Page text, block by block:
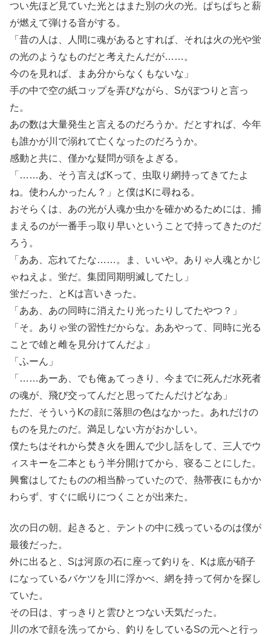
つい先ほど見ていた光とはまた別の火の光。ぱちぱちと薪
が燃えて弾ける音がする。
「昔の人は、人間に魂があるとすれば、それは火の光や蛍
の光のようなものだと考えたんだが……。
今のを見れば、まあ分からなくもないな」
手の中で空の紙コップを弄びながら、Sがぽつりと言っ
た。
あの数は大量発生と言えるのだろうか。だとすれば、今年
も誰かが川で溺れて亡くなったのだろうか。
感動と共に、僅かな疑問が頭をよぎる。
「……あ、そう言えばKって、虫取り網持ってきてたよ
ね。使わんかったん？」と僕はKに尋ねる。
おそらくは、あの光が人魂か虫かを確かめるためには、捕
まえるのが一番手っ取り早いということで持ってきたのだ
ろう。
「ああ、忘れてたな……。ま、いいや。ありゃ人魂とかじ
ゃねえよ。蛍だ。集団同期明滅してたし」
蛍だった、とKは言いきった。
「ああ、あの同時に消えたり光ったりしてたやつ？」
「そ。ありゃ蛍の習性だからな。ああやって、同時に光る
ことで雄と雌を見分けてんだよ」
「ふーん」
「……あーあ、でも俺ぁてっきり、今までに死んだ水死者
の魂が、飛び交ってんだと思ってたんだけどなあ」
ただ、そういうKの顔に落胆の色はなかった。あれだけの
ものを見たのだ。満足しない方がおかしい。
僕たちはそれから焚き火を囲んで少し話をして、三人でウ
ィスキーを二本ともう半分開けてから、寝ることにした。
興奮はしてたものの相当酔っていたので、熱帯夜にもかか
わらず、すぐに眠りにつくことが出来た。
次の日の朝。起きると、テントの中に残っているのは僕が
最後だった。
外に出ると、Sは河原の石に座って釣りを、Kは底が硝子
になっているバケツを川に浮かべ、網を持って何かを探し
ていた。
その日は、すっきりと雲ひとつない天気だった。
川の水で顔を洗ってから、釣りをしているSの元へと行っ